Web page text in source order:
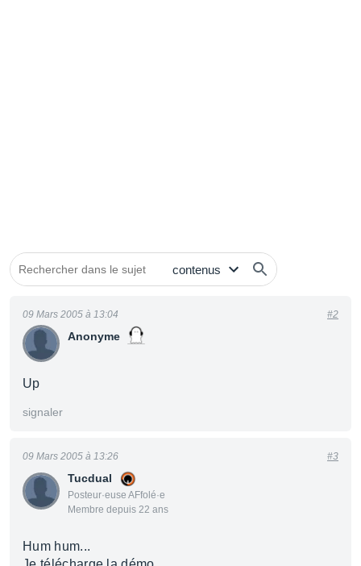
Anonyme
09 Mars 2005 à 13:04 #2
Up
signaler
Tucdual
Posteur·euse AFfolé·e
Membre depuis 22 ans
09 Mars 2005 à 13:26 #3
Hum hum...